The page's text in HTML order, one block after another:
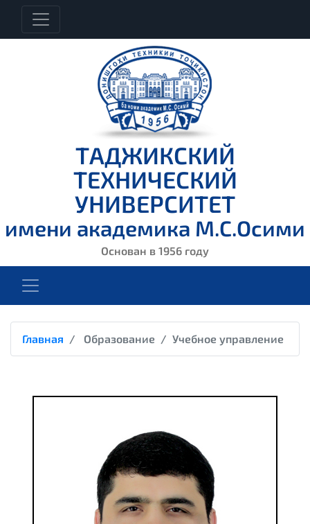
ТАДЖИКСКИЙ
ТЕХНИЧЕСКИЙ
УНИВЕРСИТЕТ
имени академика М.С.Осими
Основан в 1956 году
Главная Образование Учебное управление